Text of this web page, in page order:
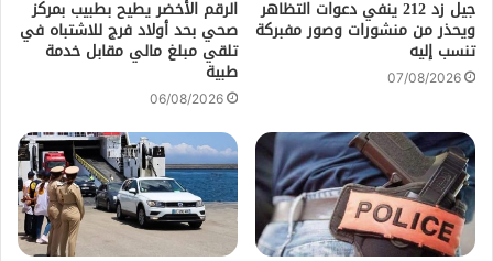
جيل زد 212 ينفي دعوات التظاهر
ويحذر من منشورات وصور مفبركة
تنسب إليه
07/08/2026
الرقم الأخضر يطيح بطبيب بمركز
صحي بحد أولاد فرج للاشتباه في
تلقي مبلغ مالي مقابل خدمة
طبية
06/08/2026